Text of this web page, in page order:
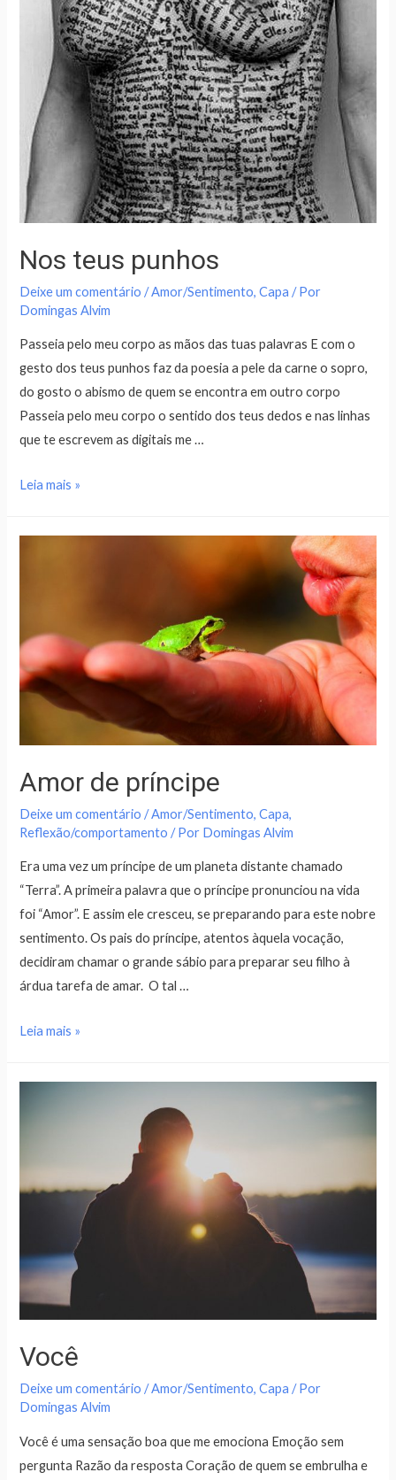
Nos teus punhos
Deixe um comentário /Amor/Sentimento,Capa / Por
Domingas Alvim
Passeia pelo meu corpo as mãos das tuas palavras E com o
gesto dos teus punhos faz da poesia a pele da carne o sopro,
do gosto o abismo de quem se encontra em outro corpo
Passeia pelo meu corpo o sentido dos teus dedos e nas linhas
que te escrevem as digitais me …
Leia mais »
Amor de príncipe
Deixe um comentário /Amor/Sentimento,Capa,
Reflexão/comportamento / Por Domingas Alvim
Era uma vez um príncipe de um planeta distante chamado
“Terra”. A primeira palavra que o príncipe pronunciou na vida
foi “Amor”. E assim ele cresceu, se preparando para este nobre
sentimento. Os pais do príncipe, atentos àquela vocação,
decidiram chamar o grande sábio para preparar seu filho à
árdua tarefa de amar. O tal …
Leia mais »
Você
Deixe um comentário /Amor/Sentimento,Capa / Por
Domingas Alvim
Você é uma sensação boa que me emociona Emoção sem
pergunta Razão da resposta Coração de quem se embrulha e